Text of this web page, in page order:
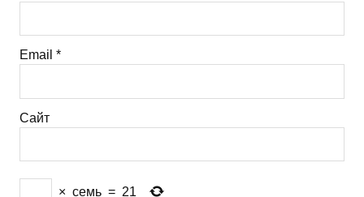
Email *
Сайт
× семь = 21